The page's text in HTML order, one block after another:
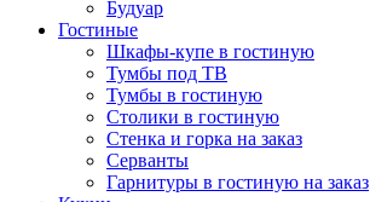
Будуар
Гостиные
Шкафы-купе в гостиную
Тумбы под ТВ
Тумбы в гостиную
Столики в гостиную
Стенка и горка на заказ
Серванты
Гарнитуры в гостиную на заказ